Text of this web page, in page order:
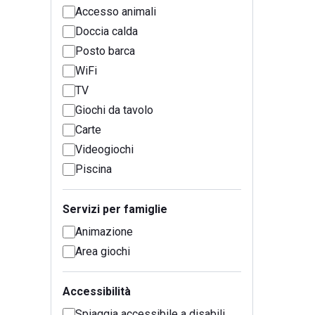
Accesso animali
Doccia calda
Posto barca
WiFi
TV
Giochi da tavolo
Carte
Videogiochi
Piscina
Servizi per famiglie
Animazione
Area giochi
Accessibilità